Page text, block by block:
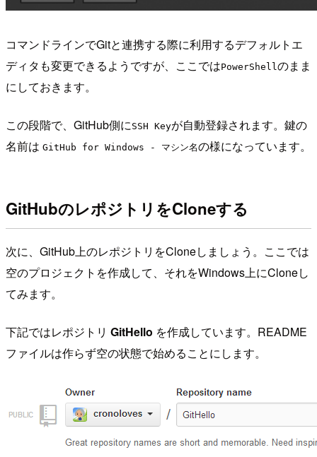
コマンドラインでGitと連携する際に利用するデフォルトエ
ディタも変更できるようですが、ここではPowerShellのまま
にしておきます。
この段階で、GitHub側にSSH Keyが自動登録されます。鍵の
名前は GitHub for Windows - マシン名の様になっています。
GitHubのレポジトリをCloneする
次に、GitHub上のレポジトリをCloneしましょう。ここでは
空のプロジェクトを作成して、それをWindows上にCloneし
てみます。
下記ではレポジトリ GitHello を作成しています。README
ファイルは作らず空の状態で始めることにします。